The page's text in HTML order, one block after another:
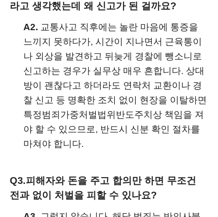
라고 생각했는데 왜 신고가 된 걸까요?
A2. 교통사고 직후에는 놀란 마음에 통증을
느끼지 못하다가, 시간이 지나면서 근육통이
나 외상을 발견하고 뒤늦게 경찰에 뺑소니로
신고하는 경우가 실무상 매우 흔합니다. 상대
방이 괜찮다고 하더라도 연락처 교환이나 경
찰 신고 등 명확한 조치 없이 현장을 이탈하면
특정범죄가중처벌법위반도주치상 책임을 져
야 할 수 있으므로, 반드시 신분 확인 절차를
마쳐야 합니다.
Q3.피해자와 돈을 주고 합의만 하면 무조건
전과 없이 처벌을 피할 수 있나요?